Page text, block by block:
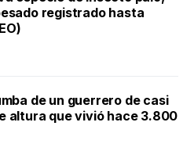
registrado hasta
de un guerrero de casi
altura que vivió hace 3.800